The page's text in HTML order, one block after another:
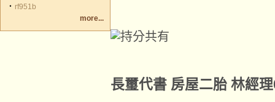
‧ rf951b
more...
長璽代書 房屋二胎 林經